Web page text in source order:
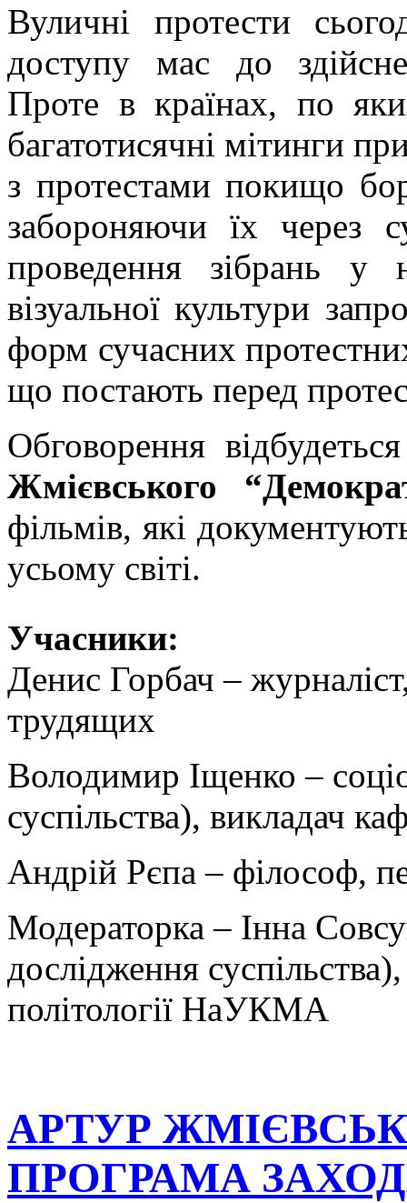
Вуличні протести
доступу мас до
Проте в країнах, по
багатотисячні мітинги
з протестами покищо
забороняючи їх через
проведення зібрань у
візуальної культури
форм сучасних
що постають перед
Обговорення
Жмієвського
фільмів, які
усьому світі.
Учасники:
Денис Горбач –
трудящих
Володимир Іщенко –
суспільства), викладач
Андрій Рєпа – філософ,
Модераторка – Інна
дослідження
політології НаУКМА
АРТУР
ПРОГРАМА